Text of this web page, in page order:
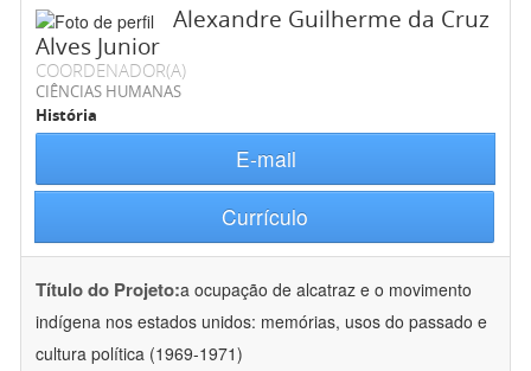
Alexandre Guilherme da Cruz
Alves Junior
COORDENADOR(A)
CIÊNCIAS HUMANAS
História
E-mail
Currículo
Título do Projeto:a ocupação de alcatraz e o movimento
indígena nos estados unidos: memórias, usos do passado e
cultura política (1969-1971)